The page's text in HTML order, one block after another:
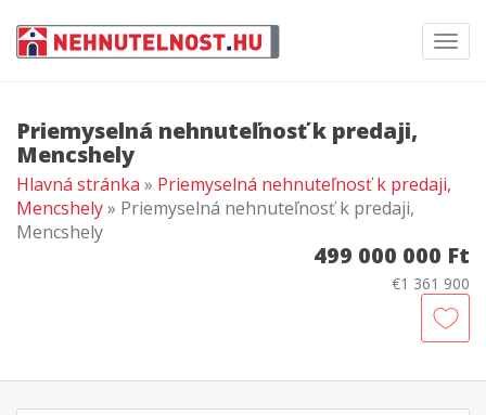
Priemyselná nehnuteľnosť k predaji,
Mencshely
Hlavná stránka » Priemyselná nehnuteľnosť k predaji,
Mencshely» Priemyselná nehnuteľnosť k predaji,
Mencshely
499 000 000 Ft
€1 361 900